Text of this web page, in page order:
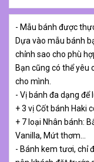
- Mẫu bánh được
Dựa vào mẫu bánh
chỉnh sao cho phù
Bạn cũng có thể yêu
cho mình.
- Vị bánh đa dạng để
+ 3 vị Cốt bánh Haki
+ 7 loại Nhân bánh:
Vanilla, Mứt thơm…
- Bánh kem tươi, chỉ